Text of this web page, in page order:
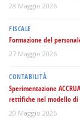
28 Maggio 2026
FISCALE
Formazione del
27 Maggio 2026
CONTABILITÀ
Sperimentazione
rettifiche nel modello di
20 Maggio 2026